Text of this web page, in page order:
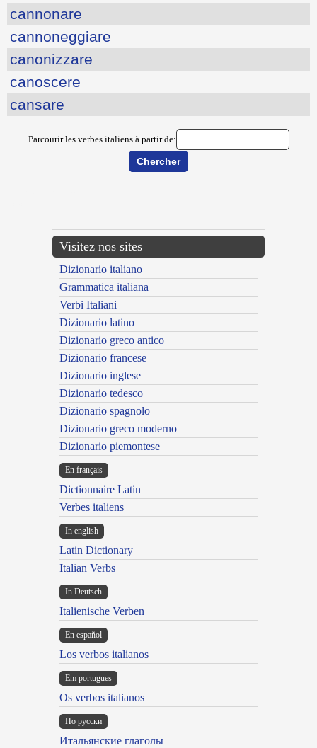
cannonare
cannoneggiare
canonizzare
canoscere
cansare
Parcourir les verbes italiens à partir de:
Visitez nos sites
Dizionario italiano
Grammatica italiana
Verbi Italiani
Dizionario latino
Dizionario greco antico
Dizionario francese
Dizionario inglese
Dizionario tedesco
Dizionario spagnolo
Dizionario greco moderno
Dizionario piemontese
En français
Dictionnaire Latin
Verbes italiens
In english
Latin Dictionary
Italian Verbs
In Deutsch
Italienische Verben
En español
Los verbos italianos
Em portugues
Os verbos italianos
По русски
Итальянские глаголы